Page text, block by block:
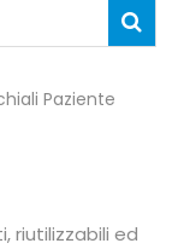
Paziente
riutilizzabili ed